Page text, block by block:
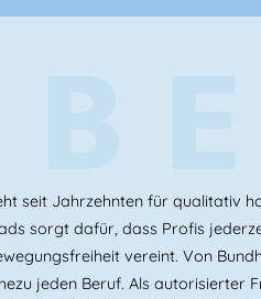
seit Jahrzehnten für qualitativ
sorgt dafür, dass Profis
vereint. Von
jeden Beruf. Als autorisierter